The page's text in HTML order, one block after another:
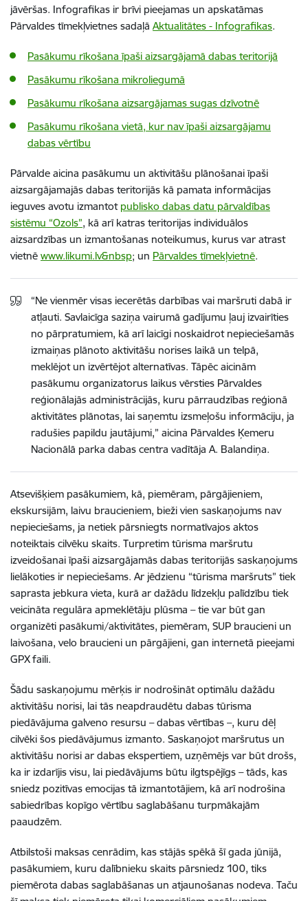
jāvēršas. Infografikas ir brīvi pieejamas un apskatāmas
Pārvaldes tīmekļvietnes sadaļā Aktualitātes - Infografikas.
Pasākumu rīkošana īpaši aizsargājamā dabas teritorijā
Pasākumu rīkošana mikroliegumā
Pasākumu rīkošana aizsargājamas sugas dzīvotnē
Pasākumu rīkošana vietā, kur nav īpaši aizsargājamu
dabas vērtību
Pārvalde aicina pasākumu un aktivitāšu plānošanai īpaši
aizsargājamajās dabas teritorijās kā pamata informācijas
ieguves avotu izmantot publisko dabas datu pārvaldības
sistēmu “Ozols”, kā arī katras teritorijas individuālos
aizsardzības un izmantošanas noteikumus, kurus var atrast
vietnē www.likumi.lv&nbsp; un Pārvaldes tīmekļvietnē.
“Ne vienmēr visas iecerētās darbības vai maršruti dabā ir
atļauti. Savlaicīga saziņa vairumā gadījumu ļauj izvairīties
no pārpratumiem, kā arī laicīgi noskaidrot nepieciešamās
izmaiņas plānoto aktivitāšu norises laikā un telpā,
meklējot un izvērtējot alternatīvas. Tāpēc aicinām
pasākumu organizatorus laikus vērsties Pārvaldes
reģionālajās administrācijās, kuru pārraudzības reģionā
aktivitātes plānotas, lai saņemtu izsmeļošu informāciju, ja
radušies papildu jautājumi,” aicina Pārvaldes Ķemeru
Nacionālā parka dabas centra vadītāja A. Balandiņa.
Atsevišķiem pasākumiem, kā, piemēram, pārgājieniem,
ekskursijām, laivu braucieniem, bieži vien saskaņojums nav
nepieciešams, ja netiek pārsniegts normatīvajos aktos
noteiktais cilvēku skaits. Turpretim tūrisma maršrutu
izveidošanai īpaši aizsargājamās dabas teritorijās saskaņojums
lielākoties ir nepieciešams. Ar jēdzienu “tūrisma maršruts” tiek
saprasta jebkura vieta, kurā ar dažādu līdzekļu palīdzību tiek
veicināta regulāra apmeklētāju plūsma – tie var būt gan
organizēti pasākumi/aktivitātes, piemēram, SUP braucieni un
laivošana, velo braucieni un pārgājieni, gan internetā pieejami
GPX faili.
Šādu saskaņojumu mērķis ir nodrošināt optimālu dažādu
aktivitāšu norisi, lai tās neapdraudētu dabas tūrisma
piedāvājuma galveno resursu – dabas vērtības –, kuru dēļ
cilvēki šos piedāvājumus izmanto. Saskaņojot maršrutus un
aktivitāšu norisi ar dabas ekspertiem, uzņēmējs var būt drošs,
ka ir izdarījis visu, lai piedāvājums būtu ilgtspējīgs – tāds, kas
sniedz pozitīvas emocijas tā izmantotājiem, kā arī nodrošina
sabiedrības kopīgo vērtību saglabāšanu turpmākajām
paaudzēm.
Atbilstoši maksas cenrādim, kas stājās spēkā šī gada jūnijā,
pasākumiem, kuru dalībnieku skaits pārsniedz 100, tiks
piemērota dabas saglabāšanas un atjaunošanas nodeva. Taču